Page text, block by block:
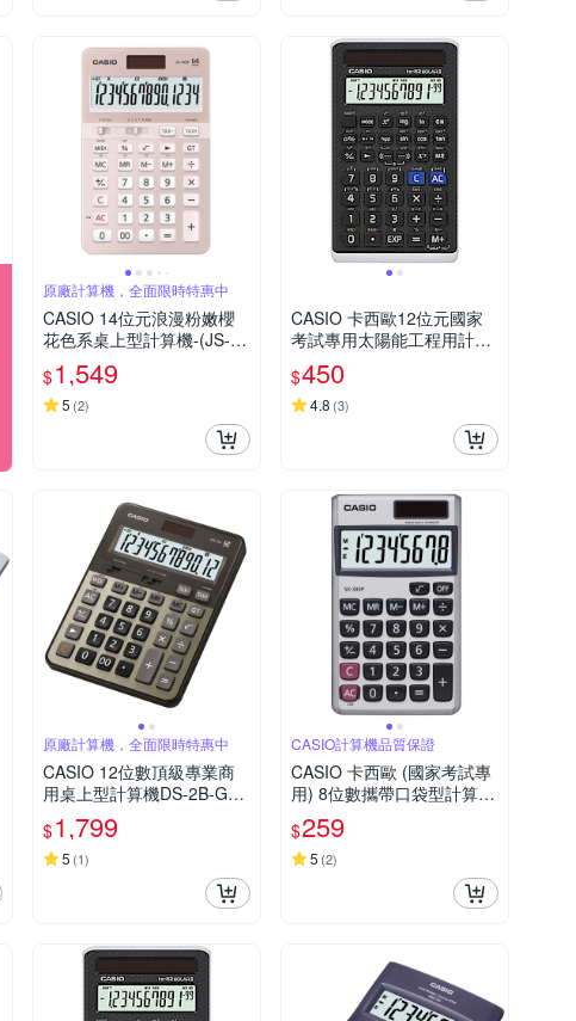
原廠計算機，全面限時特惠中
CASIO 14位元浪漫粉嫩櫻
花色系桌上型計算機-(JS-40
B-PK)
$1,549
5 (2)
CASIO 卡西歐12位元國家
考試專用太陽能工程用計算
機(FX-82SOLARII)
$450
4.8 (3)
原廠計算機，全面限時特惠中
CASIO 12位數頂級專業商
用桌上型計算機DS-2B-GD-
黑/古銅金色
$1,799
5 (1)
CASIO計算機品質保證
CASIO 卡西歐 (國家考試專
用) 8位數攜帶口袋型計算機
SX-300P
$259
5 (2)